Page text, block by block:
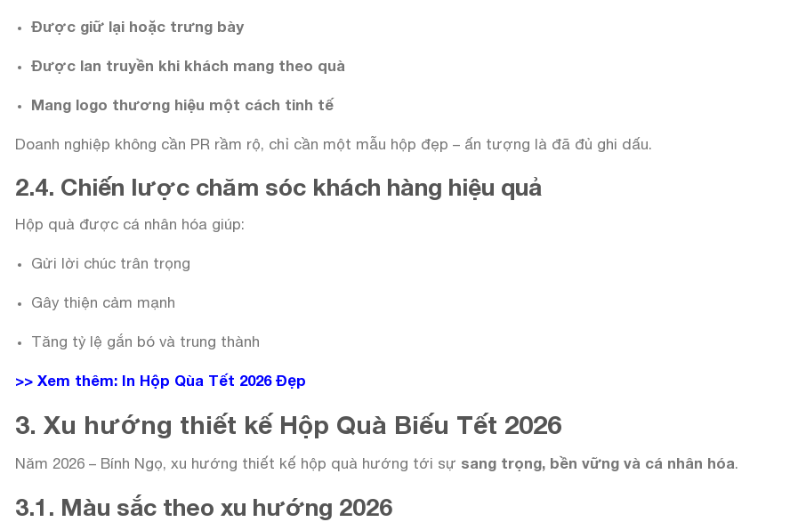
Được giữ lại hoặc trưng bày
Được lan truyền khi khách mang theo quà
Mang logo thương hiệu một cách tinh tế
Doanh nghiệp không cần PR rầm rộ, chỉ cần một mẫu hộp đẹp – ấn tượng là đã đủ ghi dấu.
2.4. Chiến lược chăm sóc khách hàng hiệu quả
Hộp quà được cá nhân hóa giúp:
Gửi lời chúc trân trọng
Gây thiện cảm mạnh
Tăng tỷ lệ gắn bó và trung thành
>> Xem thêm: In Hộp Qùa Tết 2026 Đẹp
3. Xu hướng thiết kế Hộp Quà Biếu Tết 2026
Năm 2026 – Bính Ngọ, xu hướng thiết kế hộp quà hướng tới sự sang trọng, bền vững và cá nhân hóa.
3.1. Màu sắc theo xu hướng 2026